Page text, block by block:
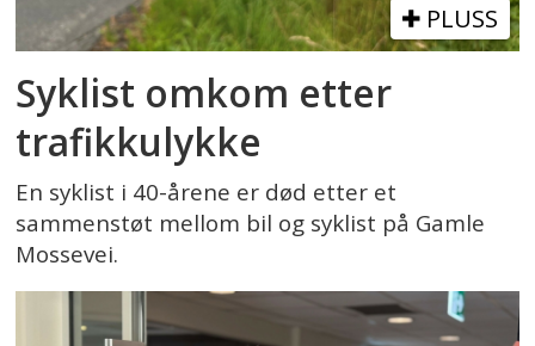
PLUSS
Syklist omkom etter
trafikkulykke
En syklist i 40-årene er død etter et
sammenstøt mellom bil og syklist på Gamle
Mossevei.